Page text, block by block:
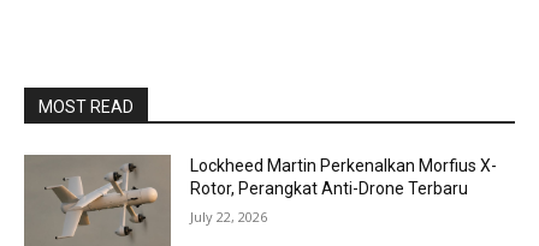
MOST READ
Lockheed Martin Perkenalkan Morfius X-
Rotor, Perangkat Anti-Drone Terbaru
July 22, 2026